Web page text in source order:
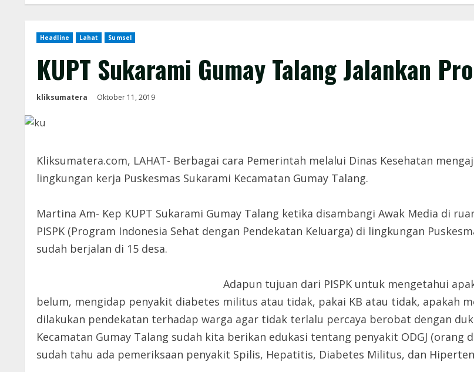
Headline Lahat Sumsel
KUPT Sukarami Gumay Talang Jalankan
kliksumatera Oktober 11, 2019
Kliksumatera.com, LAHAT- Berbagai cara Pemerintah melalui Dinas Kesehatan
lingkungan kerja Puskesmas Sukarami Kecamatan Gumay Talang.
Martina Am- Kep KUPT Sukarami Gumay Talang ketika disambangi Awak Media di
PISPK (Program Indonesia Sehat dengan Pendekatan Keluarga) di lingkungan
sudah berjalan di 15 desa.
Adapun tujuan dari PISPK untuk mengetahui
belum, mengidap penyakit diabetes militus atau tidak, pakai KB atau tidak, apakah
dilakukan pendekatan terhadap warga agar tidak terlalu percaya berobat dengan
Kecamatan Gumay Talang sudah kita berikan edukasi tentang penyakit ODGJ (orang
sudah tahu ada pemeriksaan penyakit Spilis, Hepatitis, Diabetes Militus, dan